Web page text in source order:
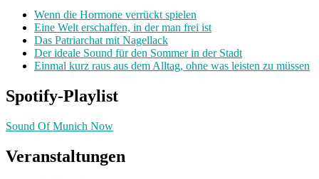
Wenn die Hormone verrückt spielen
Eine Welt erschaffen, in der man frei ist
Das Patriarchat mit Nagellack
Der ideale Sound für den Sommer in der Stadt
Einmal kurz raus aus dem Alltag, ohne was leisten zu müssen
Spotify-Playlist
Sound Of Munich Now
Veranstaltungen